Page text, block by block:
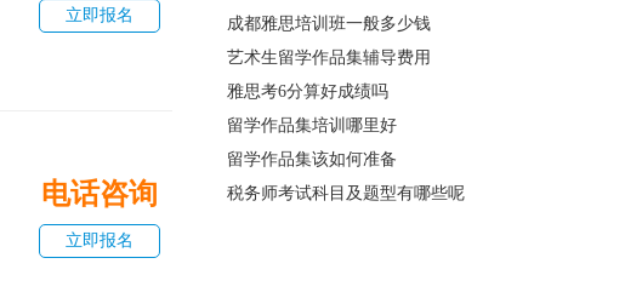
立即报名
电话咨询
立即报名
成都雅思培训班一般多少钱
艺术生留学作品集辅导费用
雅思考6分算好成绩吗
留学作品集培训哪里好
留学作品集该如何准备
税务师考试科目及题型有哪些呢